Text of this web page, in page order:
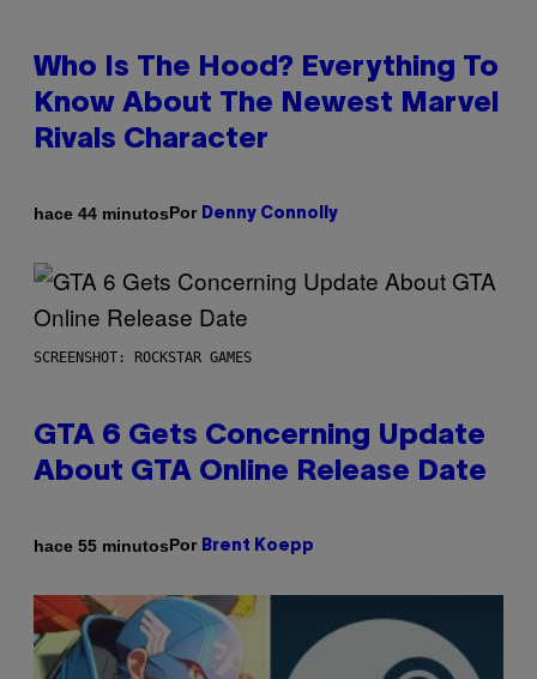
Who Is The Hood? Everything To
Know About The Newest Marvel
Rivals Character
hace 44 minutosPor Denny Connolly
SCREENSHOT: ROCKSTAR GAMES
GTA 6 Gets Concerning Update
About GTA Online Release Date
hace 55 minutosPor Brent Koepp